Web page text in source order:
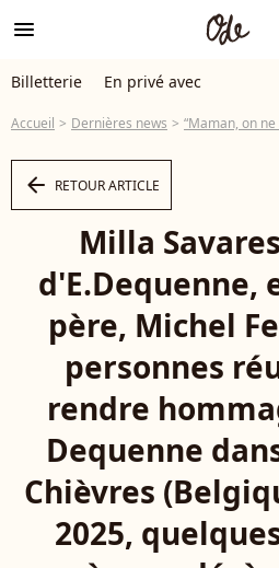
menu
Billetterie En privé avec
Accueil Dernières news “Maman, on ne t’oublie pas” : Un mois et
arrow_left RETOUR ARTICLE
Milla
d'E.Dequenne,
père, Michel
personnes
rendre
Dequenne
Chièvres
2025,